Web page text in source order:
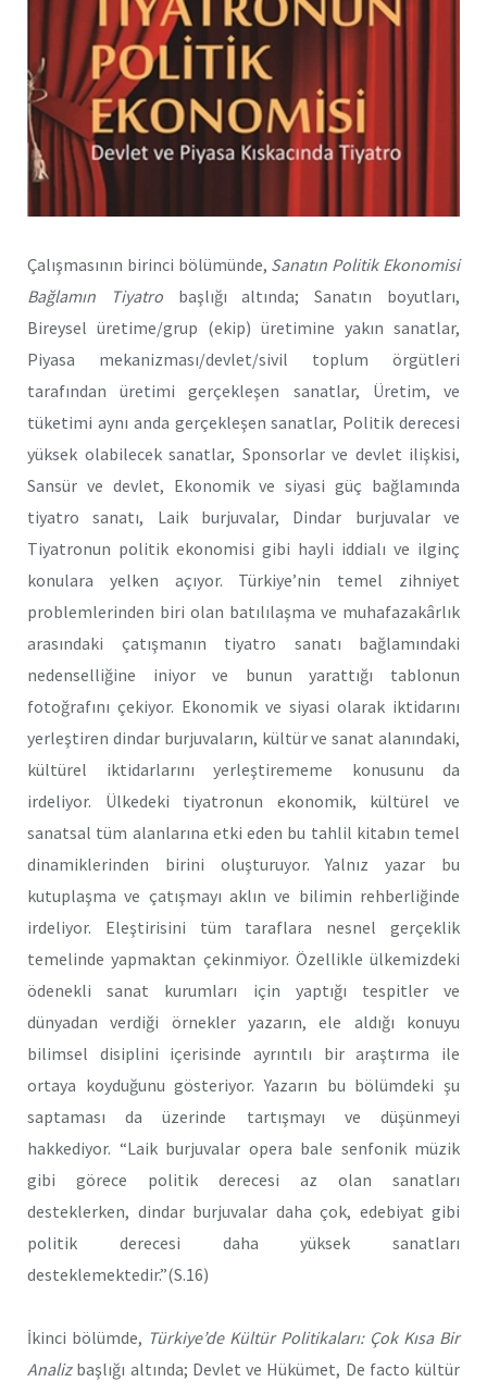
Çalışmasının birinci bölümünde, Sanatın Politik Ekonomisi
Bağlamın Tiyatrobaşlığı altında; Sanatın boyutları,
Bireysel üretime/grup (ekip) üretimine yakın sanatlar,
Piyasa mekanizması/devlet/sivil toplum örgütleri
tarafından üretimi gerçekleşen sanatlar, Üretim, ve
tüketimi aynı anda gerçekleşen sanatlar, Politik derecesi
yüksek olabilecek sanatlar, Sponsorlar ve devlet ilişkisi,
Sansür ve devlet, Ekonomik ve siyasi güç bağlamında
tiyatro sanatı, Laik burjuvalar, Dindar burjuvalar ve
Tiyatronun politik ekonomisi gibi hayli iddialı ve ilginç
konulara yelken açıyor. Türkiye’nin temel zihniyet
problemlerinden biri olan batılılaşma ve muhafazakârlık
arasındaki çatışmanın tiyatro sanatı bağlamındaki
nedenselliğine iniyor ve bunun yarattığı tablonun
fotoğrafını çekiyor. Ekonomik ve siyasi olarak iktidarını
yerleştiren dindar burjuvaların, kültür ve sanat alanındaki,
kültürel iktidarlarını yerleştirememe konusunu da
irdeliyor. Ülkedeki tiyatronun ekonomik, kültürel ve
sanatsal tüm alanlarına etki eden bu tahlil kitabın temel
dinamiklerinden birini oluşturuyor. Yalnız yazar bu
kutuplaşma ve çatışmayı aklın ve bilimin rehberliğinde
irdeliyor. Eleştirisini tüm taraflara nesnel gerçeklik
temelinde yapmaktan çekinmiyor. Özellikle ülkemizdeki
ödenekli sanat kurumları için yaptığı tespitler ve
dünyadan verdiği örnekler yazarın, ele aldığı konuyu
bilimsel disiplini içerisinde ayrıntılı bir araştırma ile
ortaya koyduğunu gösteriyor. Yazarın bu bölümdeki şu
saptaması da üzerinde tartışmayı ve düşünmeyi
hakkediyor. “Laik burjuvalar opera bale senfonik müzik
gibi görece politik derecesi az olan sanatları
desteklerken, dindar burjuvalar daha çok, edebiyat gibi
politik derecesi daha yüksek sanatları
desteklemektedir.”(S.16)
İkinci bölümde, Türkiye’de Kültür Politikaları: Çok Kısa Bir
Analizbaşlığı altında; Devlet ve Hükümet, De facto kültür